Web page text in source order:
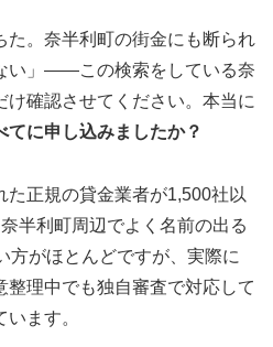
た。奈半利町の街金にも断られ
い」——この検索をしている奈
確認させてください。本当に
てに申し込みましたか？
た正規の貸金業者が1,500社以
半利町周辺でよく名前の出る
方がほとんどですが、実際に
整理中でも独自審査で対応して
ます。